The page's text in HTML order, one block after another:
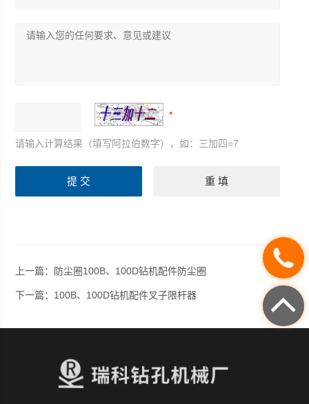
请输入计算结果（填写阿拉伯数字），如：三加四=7
上一篇： 防尘圈100B、100D钻机配件防尘圈
下一篇： 100B、100D钻机配件叉子限杆器